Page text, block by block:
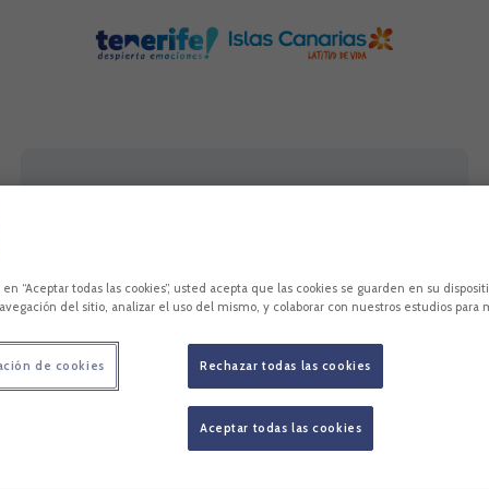
se puede presenciar los últimas cuatro jornadas del CD
partidos decisivos para el equipo tinerfeñista, que cuenta
“Aceptar todas las cookies”, usted acepta que las cookies se guarden en su
del sitio, analizar el uso del mismo, y colaborar con nuestros estudios para
Rechazar todas las cookies
Aceptar todas las cookies
de cookies